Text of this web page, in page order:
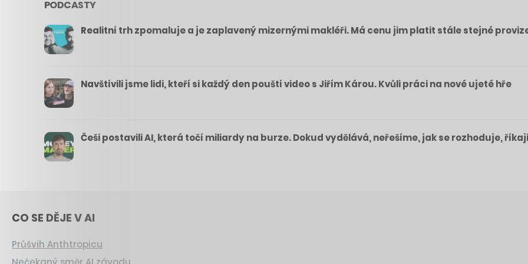
PODCASTY
Realitní trh zpomaluje a je zaplavený mizernými makléři. Má cenu jim platit stále stejné
Navštívili jsme lidi, kteří si každý den pouští video s Jiřím Károu. Kvůli práci na nové ujeté hře
Češi postavili AI, která točí miliardy na burze. Dokud vydělává, neřešíme, jak se rozhoduje,
CO SE DĚJE V AI
Průšvih Anthtropicu